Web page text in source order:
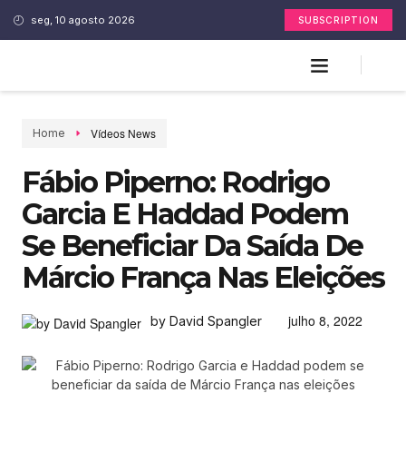
seg, 10 agosto 2026 SUBSCRIPTION
Home Vídeos News
Fábio Piperno: Rodrigo
Garcia E Haddad Podem
Se Beneficiar Da Saída De
Márcio França Nas Eleições
by David Spangler julho 8, 2022